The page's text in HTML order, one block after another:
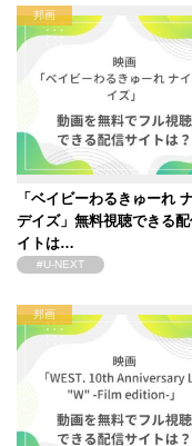
邦画
「ベイビーわるきゅーれ
デイズ」無料視聴できる
イトは…
#U-NEXT
邦画